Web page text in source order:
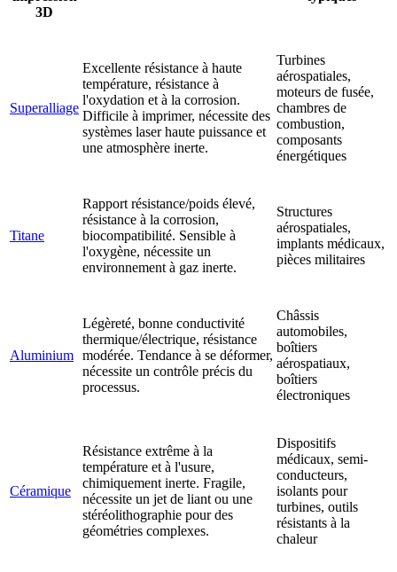
3D
Superalliage
Excellente résistance à haute
température, résistance à
l'oxydation et à la corrosion.
Difficile à imprimer, nécessite des
systèmes laser haute puissance et
une atmosphère inerte.
Turbines
aérospatiales,
moteurs de fusée,
chambres de
combustion,
composants
énergétiques
Titane
Rapport résistance/poids élevé,
résistance à la corrosion,
biocompatibilité. Sensible à
l'oxygène, nécessite un
environnement à gaz inerte.
Structures
aérospatiales,
implants médicaux,
pièces militaires
Aluminium
Légèreté, bonne conductivité
thermique/électrique, résistance
modérée. Tendance à se déformer,
nécessite un contrôle précis du
processus.
Châssis
automobiles,
boîtiers
aérospatiaux,
boîtiers
électroniques
Céramique
Résistance extrême à la
température et à l'usure,
chimiquement inerte. Fragile,
nécessite un jet de liant ou une
stéréolithographie pour des
géométries complexes.
Dispositifs
médicaux, semi-
conducteurs,
isolants pour
turbines, outils
résistants à la
chaleur